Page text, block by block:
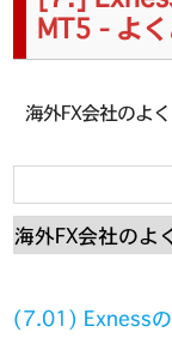
MT5 - よく
海外FX会社のよ
(7.01) Exnessの